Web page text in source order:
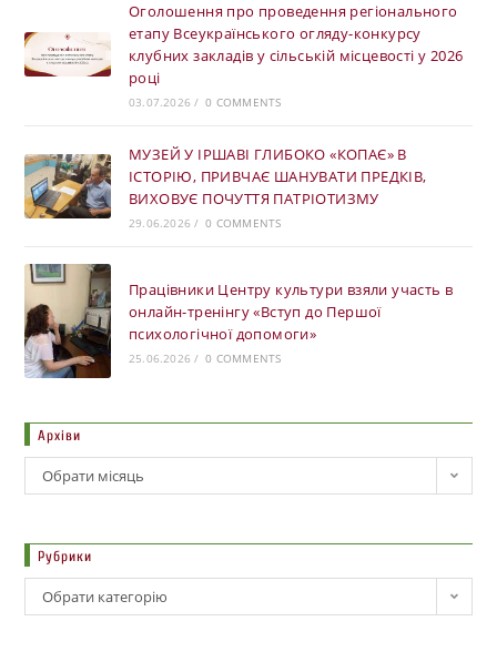
Оголошення про проведення регіонального
етапу Всеукраїнського огляду-конкурсу
клубних закладів у сільській місцевості у 2026
році
03.07.2026 / 0 COMMENTS
МУЗЕЙ У ІРШАВІ ГЛИБОКО «КОПАЄ» В
ІСТОРІЮ, ПРИВЧАЄ ШАНУВАТИ ПРЕДКІВ,
ВИХОВУЄ ПОЧУТТЯ ПАТРІОТИЗМУ
29.06.2026 / 0 COMMENTS
Працівники Центру культури взяли участь в
онлайн-тренінгу «Вступ до Першої
психологічної допомоги»
25.06.2026 / 0 COMMENTS
Архіви
Обрати місяць
Рубрики
Обрати категорію